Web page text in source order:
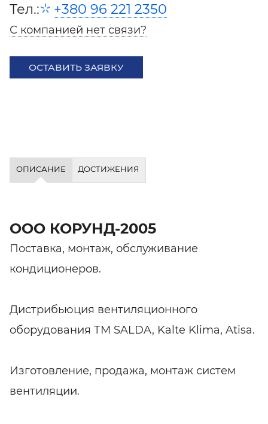
Тел.:
+380 96 221 2350
С компанией нет связи?
ОСТАВИТЬ ЗАЯВКУ
ОПИСАНИЕ ДОСТИЖЕНИЯ
ООО КОРУНД-2005
Поставка, монтаж, обслуживание
кондиционеров.
Дистрибьюция вентиляционного
оборудования ТМ SALDA, Kalte Klima, Atisa.
Изготовление, продажа, монтаж систем
вентиляции.